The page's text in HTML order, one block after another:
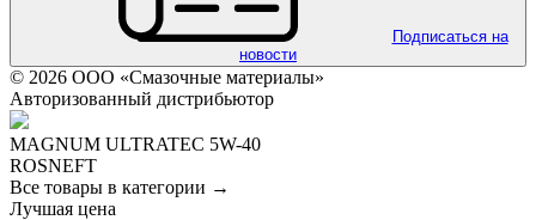
Подписаться на
новости
© 2026 ООО «Смазочные материалы»
Авторизованный дистрибьютор
MAGNUM ULTRATEC 5W-40
ROSNEFT
Все товары в категории →
Лучшая цена